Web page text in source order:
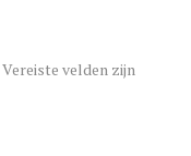
Vereiste velden zijn